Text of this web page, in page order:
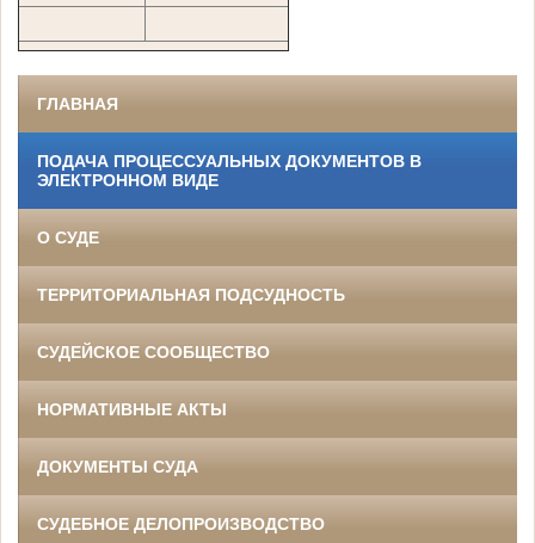
ГЛАВНАЯ
ПОДАЧА ПРОЦЕССУАЛЬНЫХ ДОКУМЕНТОВ В
ЭЛЕКТРОННОМ ВИДЕ
О СУДЕ
ТЕРРИТОРИАЛЬНАЯ ПОДСУДНОСТЬ
СУДЕЙСКОЕ СООБЩЕСТВО
НОРМАТИВНЫЕ АКТЫ
ДОКУМЕНТЫ СУДА
СУДЕБНОЕ ДЕЛОПРОИЗВОДСТВО